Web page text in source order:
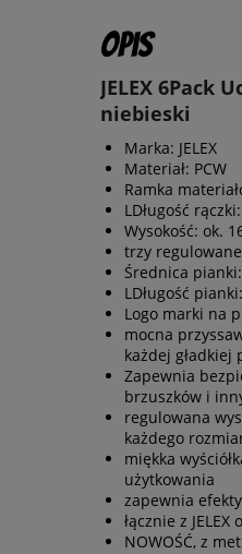
Opis
JELEX 6Pack
niebieski
Marka: JELEX
Materiał: PCW
Ramka
LDługość
Wysokość: ok.
trzy
Średnica
LDługość
Logo marki na
mocna
każdej
Zapewnia
brzuszków i
regulowana
każdego
miękka
użytkowania
zapewnia
łącznie z
NOWOŚĆ, z